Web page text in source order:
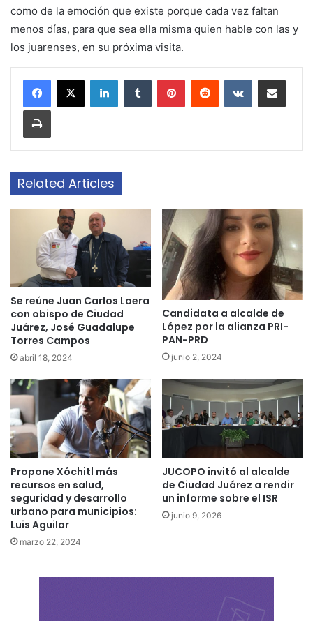
como de la emoción que existe porque cada vez faltan
menos días, para que sea ella misma quien hable con las y
los juarenses, en su próxima visita.
LinkedInTumblr PinterestReddit VKontakteShare via Email
Print
Related Articles
Se reúne Juan Carlos Loera
con obispo de Ciudad
Juárez, José Guadalupe
Torres Campos
abril 18, 2024
Candidata a alcalde de
López por la alianza PRI-
PAN-PRD
junio 2, 2024
Propone Xóchitl más
recursos en salud,
seguridad y desarrollo
urbano para municipios:
Luis Aguilar
marzo 22, 2024
JUCOPO invitó al alcalde
de Ciudad Juárez a rendir
un informe sobre el ISR
junio 9, 2026